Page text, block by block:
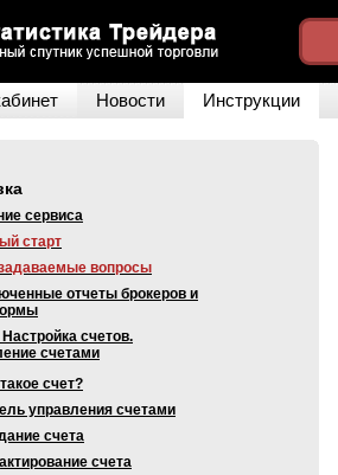
Новости Инструкции
сервиса
старт
вопросы
отчеты брокеров и
счетов.
счетами
счет?
управления счетами
счета
счета